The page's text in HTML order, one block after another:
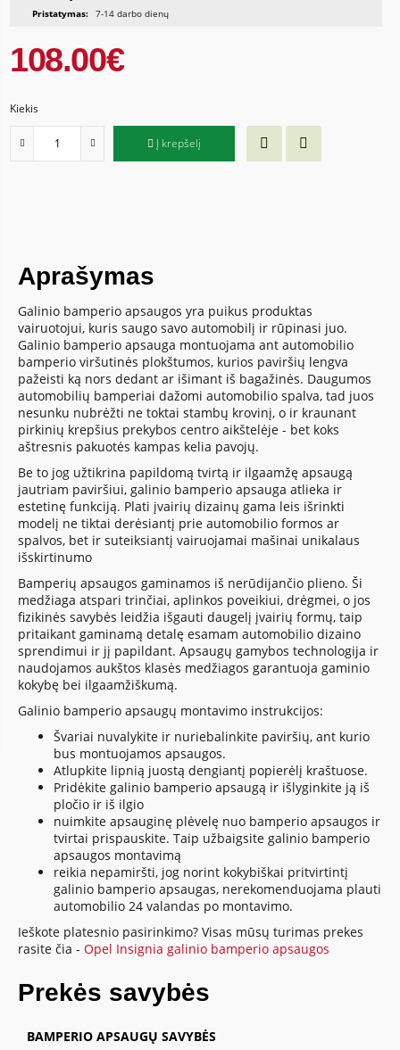
Pristatymas: 7-14 darbo dienų
108.00€
Kiekis
Į krepšelį
Aprašymas
Galinio bamperio apsaugos yra puikus produktas
vairuotojui, kuris saugo savo automobilį ir rūpinasi juo.
Galinio bamperio apsauga montuojama ant automobilio
bamperio viršutinės plokštumos, kurios paviršių lengva
pažeisti ką nors dedant ar išimant iš bagažinės. Daugumos
automobilių bamperiai dažomi automobilio spalva, tad juos
nesunku nubrėžti ne toktai stambų krovinį, o ir kraunant
pirkinių krepšius prekybos centro aikštelėje - bet koks
aštresnis pakuotės kampas kelia pavojų.
Be to jog užtikrina papildomą tvirtą ir ilgaamžę apsaugą
jautriam paviršiui, galinio bamperio apsauga atlieka ir
estetinę funkciją. Plati įvairių dizainų gama leis išrinkti
modelį ne tiktai derėsiantį prie automobilio formos ar
spalvos, bet ir suteiksiantį vairuojamai mašinai unikalaus
išskirtinumo
Bamperių apsaugos gaminamos iš nerūdijančio plieno. Ši
medžiaga atspari trinčiai, aplinkos poveikiui, drėgmei, o jos
fizikinės savybės leidžia išgauti daugelį įvairių formų, taip
pritaikant gaminamą detalę esamam automobilio dizaino
sprendimui ir jį papildant. Apsaugų gamybos technologija ir
naudojamos aukštos klasės medžiagos garantuoja gaminio
kokybę bei ilgaamžiškumą.
Galinio bamperio apsaugų montavimo instrukcijos:
Švariai nuvalykite ir nuriebalinkite paviršių, ant kurio
bus montuojamos apsaugos.
Atlupkite lipnią juostą dengiantį popierėlį kraštuose.
Pridėkite galinio bamperio apsaugą ir išlyginkite ją iš
pločio ir iš ilgio
nuimkite apsauginę plėvelę nuo bamperio apsaugos ir
tvirtai prispauskite. Taip užbaigsite galinio bamperio
apsaugos montavimą
reikia nepamiršti, jog norint kokybiškai pritvirtintį
galinio bamperio apsaugas, nerekomenduojama plauti
automobilio 24 valandas po montavimo.
Ieškote platesnio pasirinkimo? Visas mūsų turimas prekes
rasite čia -Opel Insignia galinio bamperio apsaugos
Prekės savybės
BAMPERIO APSAUGŲ SAVYBĖS